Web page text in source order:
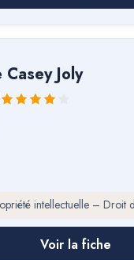
Casey Joly
intellectuelle – Droit
Voir la fiche